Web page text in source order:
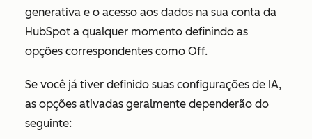
generativa e o acesso aos dados na sua conta da
HubSpot a qualquer momento definindo as
opções correspondentes como Off.
Se você já tiver definido suas configurações de IA,
as opções ativadas geralmente dependerão do
seguinte: